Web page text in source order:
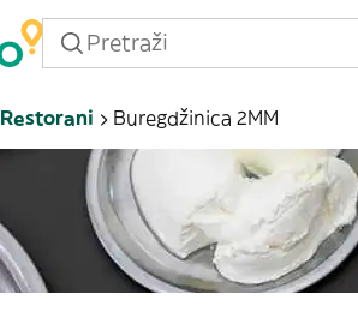
Restorani Buregdžinica 2MM